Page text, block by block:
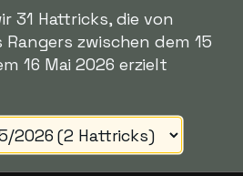
31 Hattricks, die von
Rangers zwischen dem 15
16 Mai 2026 erzielt